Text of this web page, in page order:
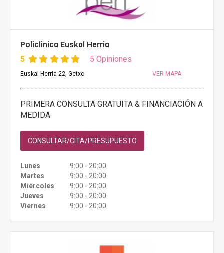
Policlinica Euskal Herria
5 5 Opiniones
Euskal Herria 22, Getxo VER MAPA
PRIMERA CONSULTA GRATUITA & FINANCIACIÓN A
MEDIDA
CONSULTAR/CITA/PRESUPUESTO
Lunes
9:00 - 20:00
Martes
9:00 - 20:00
Miércoles
9:00 - 20:00
Jueves
9:00 - 20:00
Viernes
9:00 - 20:00